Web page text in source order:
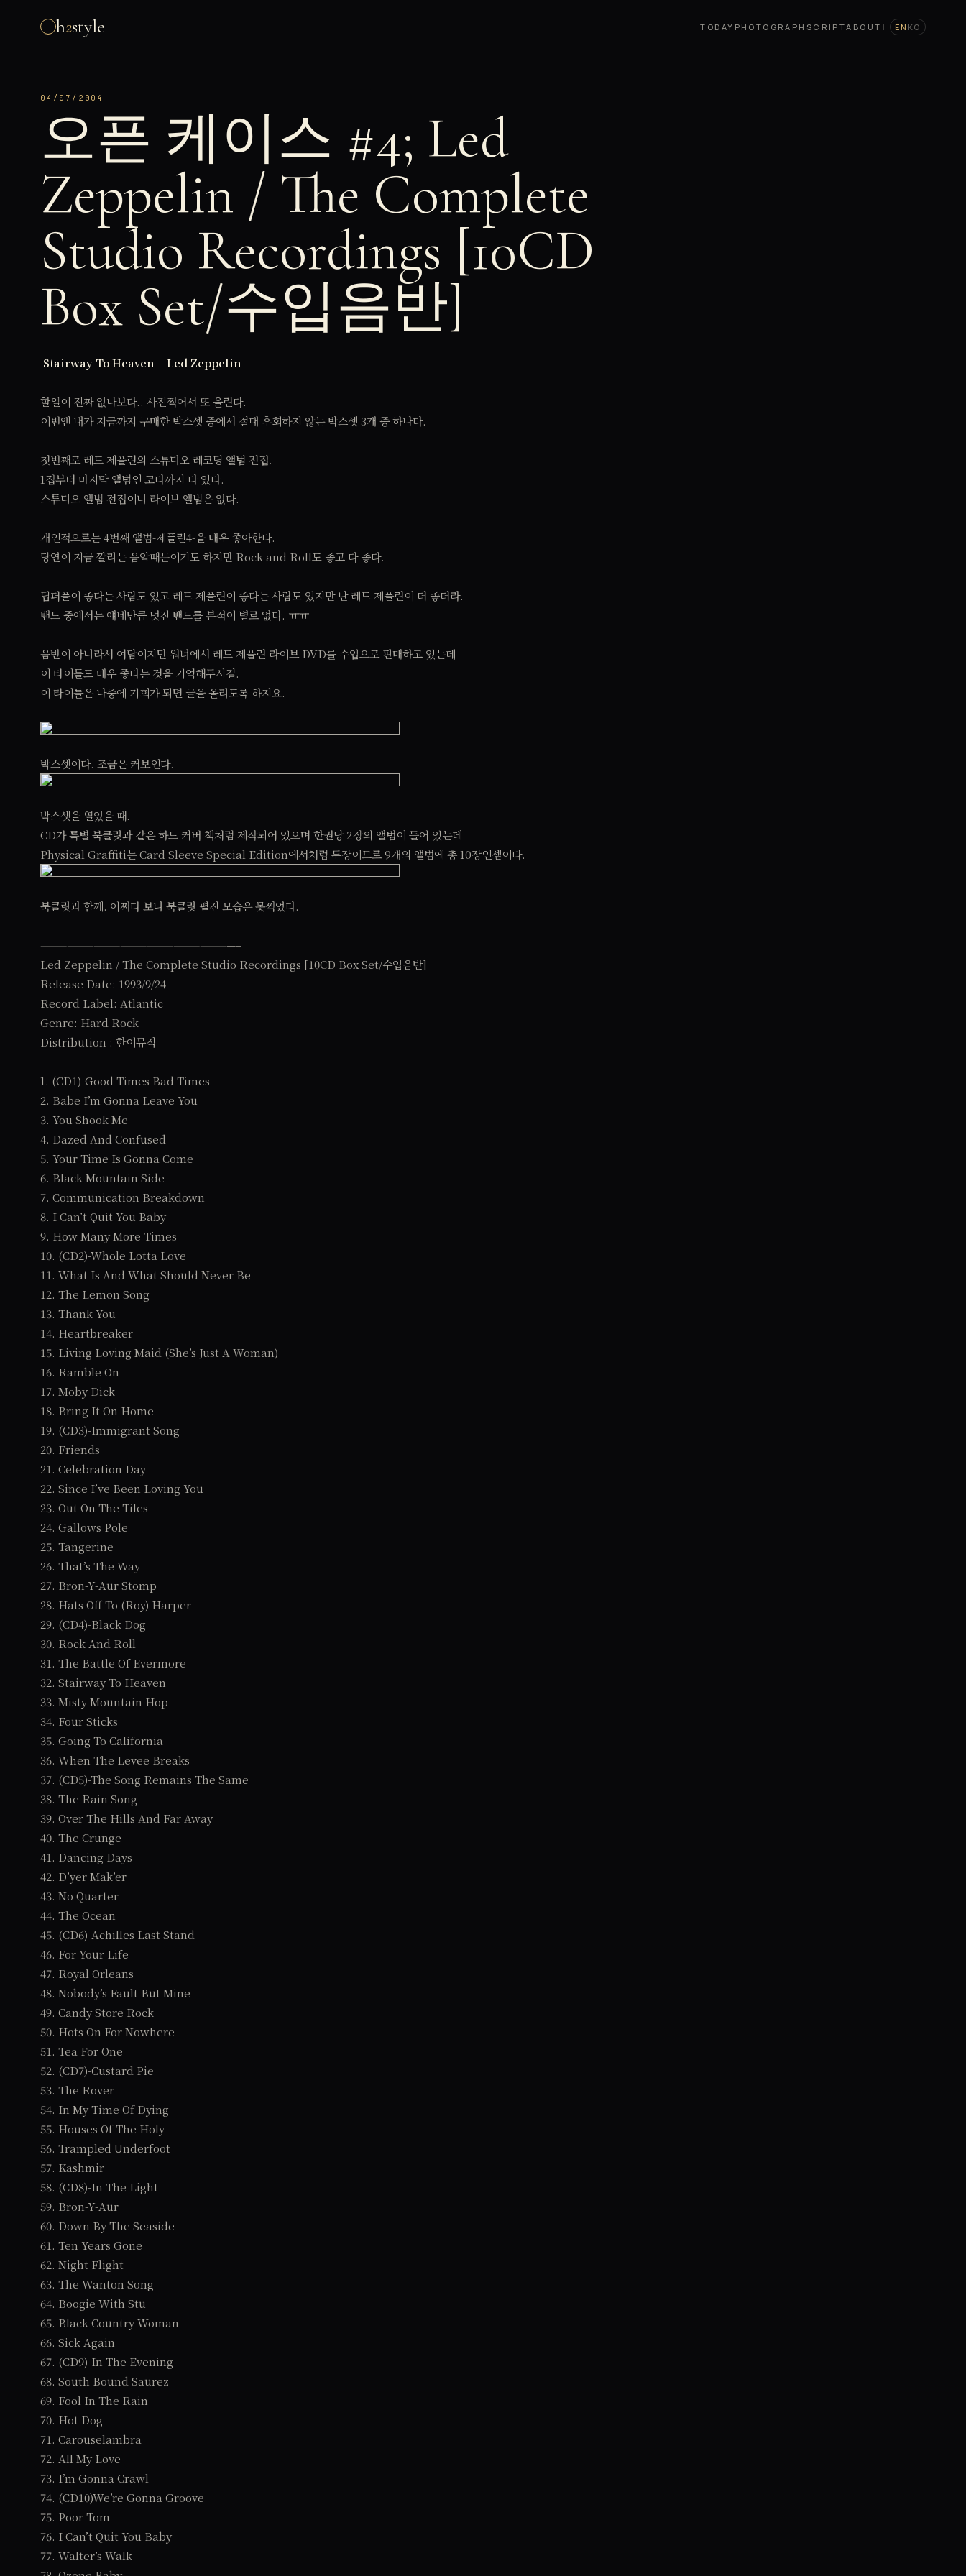
h2style TODAY PHOTOGRAPH SCRIPTABOUT | EN KO
04/07/2004
오픈 케이스 #4; Led
Zeppelin / The Complete
Studio Recordings [10CD
Box Set/수입음반]
Stairway To Heaven – Led Zeppelin
할일이 진짜 없나보다.. 사진찍어서 또 올린다.
이번엔 내가 지금까지 구매한 박스셋 중에서 절대 후회하지 않는 박스셋 3개 중 하나다.
첫번째로 레드 제플린의 스튜디오 레코딩 앨범 전집.
1집부터 마지막 앨범인 코다까지 다 있다.
스튜디오 앨범 전집이니 라이브 앨범은 없다.
개인적으로는 4번째 앨범-제플린4-을 매우 좋아한다.
당연이 지금 깔리는 음악때문이기도 하지만 Rock and Roll도 좋고 다 좋다.
딥퍼플이 좋다는 사람도 있고 레드 제플린이 좋다는 사람도 있지만 난 레드 제플린이 더 좋더라.
밴드 중에서는 얘네만큼 멋진 밴드를 본적이 별로 없다. ㅠㅠ
음반이 아니라서 여담이지만 워너에서 레드 제플린 라이브 DVD를 수입으로 판매하고 있는데
이 타이틀도 매우 좋다는 것을 기억해두시길.
이 타이틀은 나중에 기회가 되면 글을 올리도록 하지요.
박스셋이다. 조금은 커보인다.
박스셋을 열었을 때.
CD가 특별 북클릿과 같은 하드 커버 책처럼 제작되어 있으며 한권당 2장의 앨범이 들어 있는데
Physical Graffiti는 Card Sleeve Special Edition에서처럼 두장이므로 9개의 앨범에 총 10장인셈이다.
북클릿과 함께. 어쩌다 보니 북클릿 펼진 모습은 못찍었다.
——————————————————————–
Led Zeppelin / The Complete Studio Recordings [10CD Box Set/수입음반]
Release Date: 1993/9/24
Record Label: Atlantic
Genre: Hard Rock
Distribution : 한이뮤직
1. (CD1)-Good Times Bad Times
2. Babe I’m Gonna Leave You
3. You Shook Me
4. Dazed And Confused
5. Your Time Is Gonna Come
6. Black Mountain Side
7. Communication Breakdown
8. I Can’t Quit You Baby
9. How Many More Times
10. (CD2)-Whole Lotta Love
11. What Is And What Should Never Be
12. The Lemon Song
13. Thank You
14. Heartbreaker
15. Living Loving Maid (She’s Just A Woman)
16. Ramble On
17. Moby Dick
18. Bring It On Home
19. (CD3)-Immigrant Song
20. Friends
21. Celebration Day
22. Since I’ve Been Loving You
23. Out On The Tiles
24. Gallows Pole
25. Tangerine
26. That’s The Way
27. Bron-Y-Aur Stomp
28. Hats Off To (Roy) Harper
29. (CD4)-Black Dog
30. Rock And Roll
31. The Battle Of Evermore
32. Stairway To Heaven
33. Misty Mountain Hop
34. Four Sticks
35. Going To California
36. When The Levee Breaks
37. (CD5)-The Song Remains The Same
38. The Rain Song
39. Over The Hills And Far Away
40. The Crunge
41. Dancing Days
42. D’yer Mak’er
43. No Quarter
44. The Ocean
45. (CD6)-Achilles Last Stand
46. For Your Life
47. Royal Orleans
48. Nobody’s Fault But Mine
49. Candy Store Rock
50. Hots On For Nowhere
51. Tea For One
52. (CD7)-Custard Pie
53. The Rover
54. In My Time Of Dying
55. Houses Of The Holy
56. Trampled Underfoot
57. Kashmir
58. (CD8)-In The Light
59. Bron-Y-Aur
60. Down By The Seaside
61. Ten Years Gone
62. Night Flight
63. The Wanton Song
64. Boogie With Stu
65. Black Country Woman
66. Sick Again
67. (CD9)-In The Evening
68. South Bound Saurez
69. Fool In The Rain
70. Hot Dog
71. Carouselambra
72. All My Love
73. I’m Gonna Crawl
74. (CD10)We’re Gonna Groove
75. Poor Tom
76. I Can’t Quit You Baby
77. Walter’s Walk